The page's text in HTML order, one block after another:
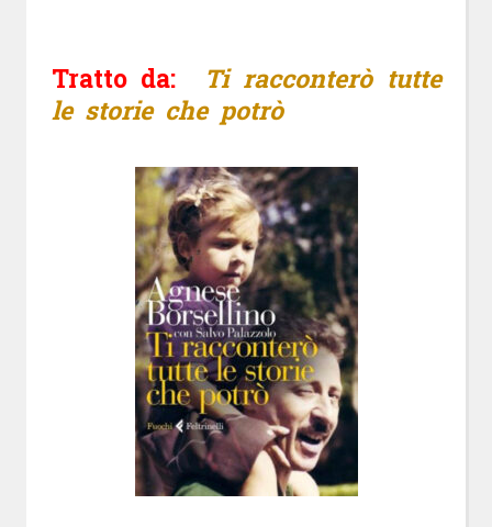
Tratto da:
Ti racconterò tutte
le storie che potrò